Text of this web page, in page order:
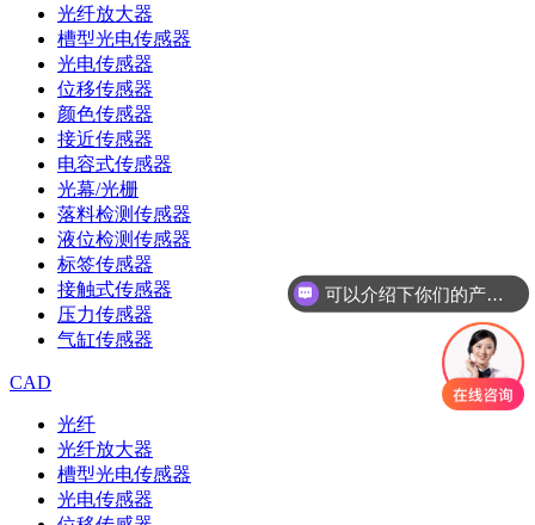
光纤放大器
槽型光电传感器
光电传感器
位移传感器
颜色传感器
接近传感器
电容式传感器
光幕/光栅
落料检测传感器
液位检测传感器
标签传感器
接触式传感器
压力传感器
气缸传感器
CAD
光纤
光纤放大器
槽型光电传感器
光电传感器
可以介绍下你们的产品么